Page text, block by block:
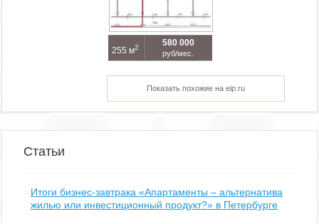
255 м2 580 000
руб/мес.
Показать похожие на eip.ru
Статьи
Итоги бизнес-завтрака «Апартаменты – альтернатива
жилью или инвестиционный продукт?» в Петербурге